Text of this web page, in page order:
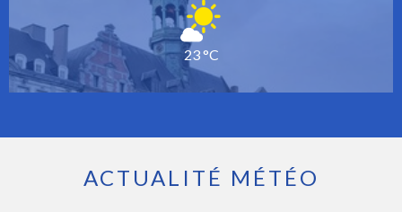
23 °C
ACTUALITÉ MÉTÉO